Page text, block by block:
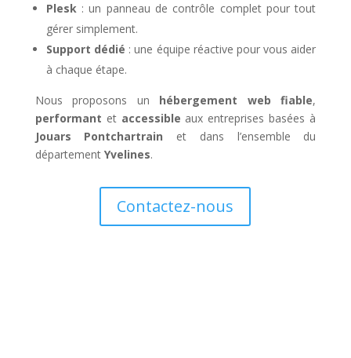
Plesk: un panneau de contrôle complet pour tout
gérer simplement.
Support dédié : une équipe réactive pour vous aider
à chaque étape.
Nous proposons un hébergement web fiable,
performant et accessible aux entreprises basées à
Jouars Pontchartrain et dans l’ensemble du
département Yvelines.
Contactez-nous